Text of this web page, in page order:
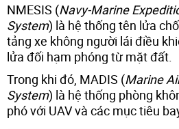
NMESIS (Navy-Marine
System) là hệ thống tên lửa
tảng xe không người lái điều
lửa đối hạm phóng từ mặt đất.
Trong khi đó, MADIS (Marine
System) là hệ thống phòng
phó với UAV và các mục tiêu